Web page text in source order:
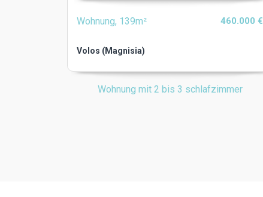
Wohnung, 139m² 460.000 €
Volos (Magnisia)
Wohnung mit 2 bis 3 schlafzimmer